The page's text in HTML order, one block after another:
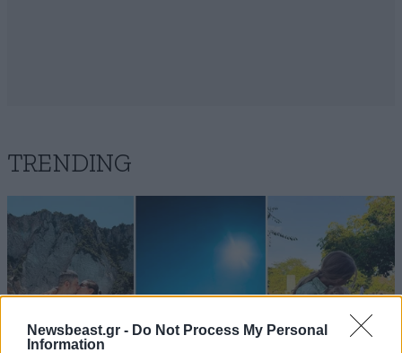
Newsbeast.gr - Do Not Process My Personal
Information
TRENDING